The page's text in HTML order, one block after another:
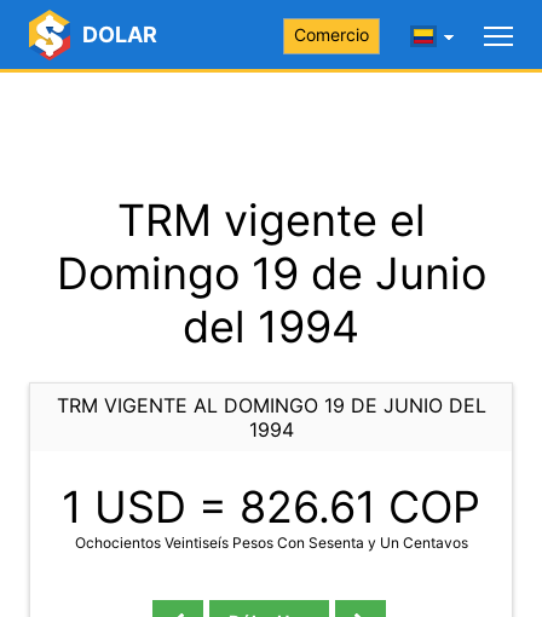
DOLAR Comercio
TRM vigente el
Domingo 19 de Junio
del 1994
TRM VIGENTE AL DOMINGO 19 DE JUNIO DEL
1994
1 USD = 826.61 COP
Ochocientos Veintiseís Pesos Con Sesenta y Un Centavos